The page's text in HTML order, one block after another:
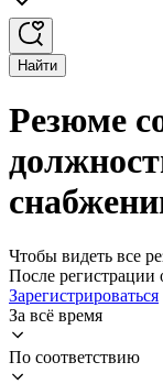
Найти
Резюме
Чтобы видеть все
После регистрации
Зарегистрироваться
За всё время
По соответствию